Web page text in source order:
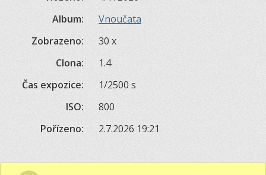
Album:
Vnoučata
Zobrazeno:
30 x
Clona:
1.4
Čas expozice:
1/2500 s
ISO:
800
Pořízeno:
2.7.2026 19:21